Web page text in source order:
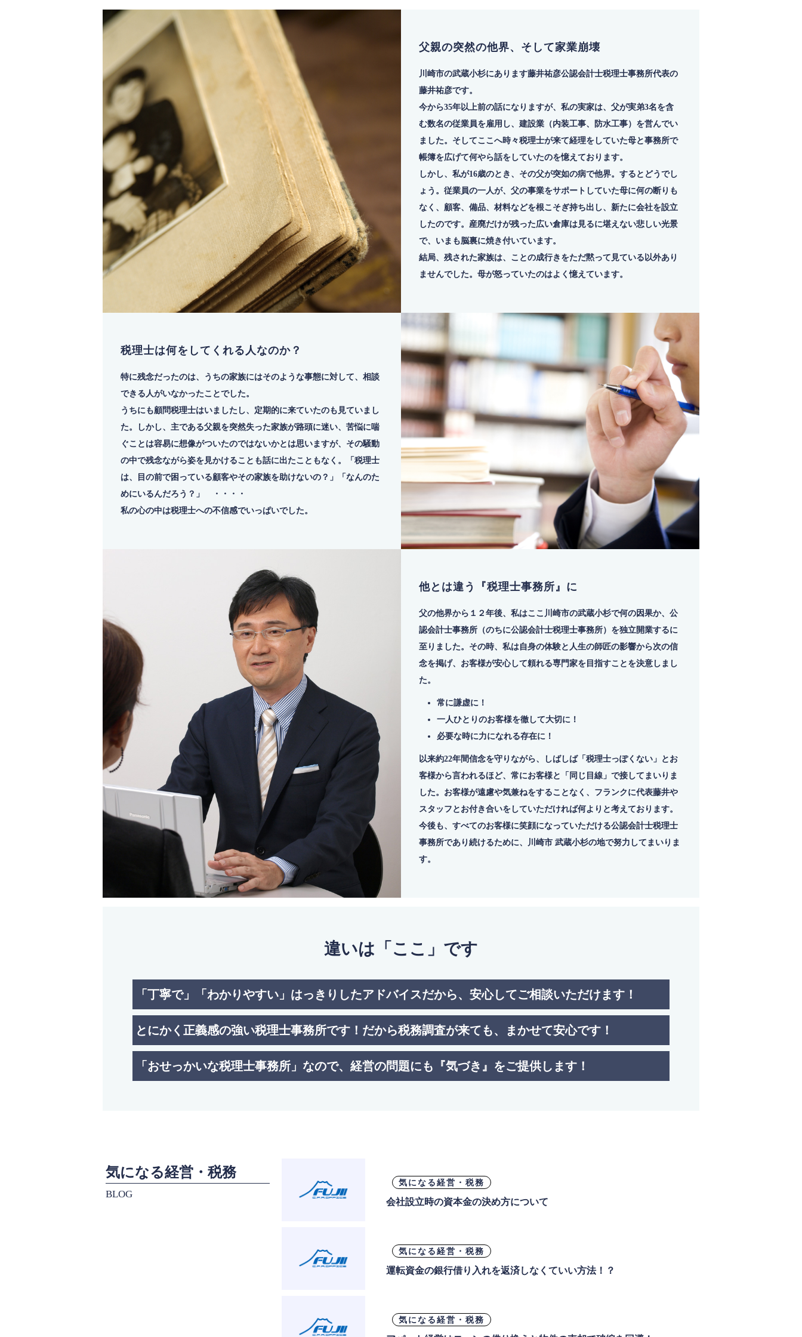
父親の突然の他界、そして家業崩壊
川崎市の武蔵小杉にあります藤井祐彦公認会計士税理士事務所代表の
藤井祐彦です。
今から35年以上前の話になりますが、私の実家は、父が実弟3名を含
む数名の従業員を雇用し、建設業（内装工事、防水工事）を営んでい
ました。そしてここへ時々税理士が来て経理をしていた母と事務所で
帳簿を広げて何やら話をしていたのを憶えております。
しかし、私が16歳のとき、その父が突如の病で他界。するとどうでし
ょう。従業員の一人が、父の事業をサポートしていた母に何の断りも
なく、顧客、備品、材料などを根こそぎ持ち出し、新たに会社を設立
したのです。産廃だけが残った広い倉庫は見るに堪えない悲しい光景
で、いまも脳裏に焼き付いています。
結局、残された家族は、ことの成行きをただ黙って見ている以外あり
ませんでした。母が怒っていたのはよく憶えています。
税理士は何をしてくれる人なのか？
特に残念だったのは、うちの家族にはそのような事態に対して、相談
できる人がいなかったことでした。
うちにも顧問税理士はいましたし、定期的に来ていたのも見ていまし
た。しかし、主である父親を突然失った家族が路頭に迷い、苦悩に喘
ぐことは容易に想像がついたのではないかとは思いますが、その騒動
の中で残念ながら姿を見かけることも話に出たこともなく。「税理士
は、目の前で困っている顧客やその家族を助けないの？」「なんのた
めにいるんだろう？」 ・・・・
私の心の中は税理士への不信感でいっぱいでした。
他とは違う『税理士事務所』に
父の他界から１２年後、私はここ川崎市の武蔵小杉で何の因果か、公
認会計士事務所（のちに公認会計士税理士事務所）を独立開業するに
至りました。その時、私は自身の体験と人生の師匠の影響から次の信
念を掲げ、お客様が安心して頼れる専門家を目指すことを決意しまし
た。
常に謙虚に！
一人ひとりのお客様を徹して大切に！
必要な時に力になれる存在に！
以来約22年間信念を守りながら、しばしば「税理士っぽくない」とお
客様から言われるほど、常にお客様と「同じ目線」で接してまいりま
した。お客様が遠慮や気兼ねをすることなく、フランクに代表藤井や
スタッフとお付き合いをしていただければ何よりと考えております。
今後も、すべてのお客様に笑顔になっていただける公認会計士税理士
事務所であり続けるために、川崎市 武蔵小杉の地で努力してまいりま
す。
違いは「ここ」です
「丁寧で」「わかりやすい」はっきりしたアドバイスだから、安心してご相談いただけます！
とにかく正義感の強い税理士事務所です！だから税務調査が来ても、まかせて安心です！
「おせっかいな税理士事務所」なので、経営の問題にも『気づき』をご提供します！
気になる経営・税務
BLOG
気になる経営・税務
会社設立時の資本金の決め方について
気になる経営・税務
運転資金の銀行借り入れを返済しなくていい方法！？
気になる経営・税務